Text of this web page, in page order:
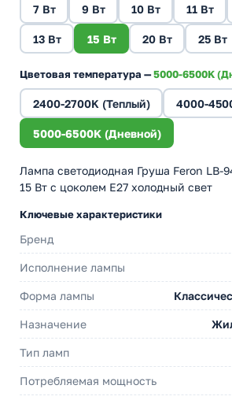
7 Вт 9 Вт 10 Вт 11 Вт
13 Вт 15 Вт 20 Вт 25 Вт
Цветовая температура —5000-6500K
2400-2700K (Теплый) 4000-
5000-6500K (Дневной)
Лампа светодиодная Груша Feron LB-
15 Вт с цоколем E27 холодный свет
Ключевые характеристики
Бренд
Исполнение лампы
Форма лампы
Назначение
Тип ламп
Потребляемая мощность